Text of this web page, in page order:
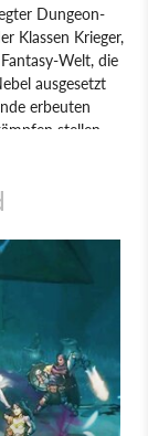
Dungeon-
Klassen Krieger,
Welt, die
ausgesetzt
erbeuten
stellen,
Digital